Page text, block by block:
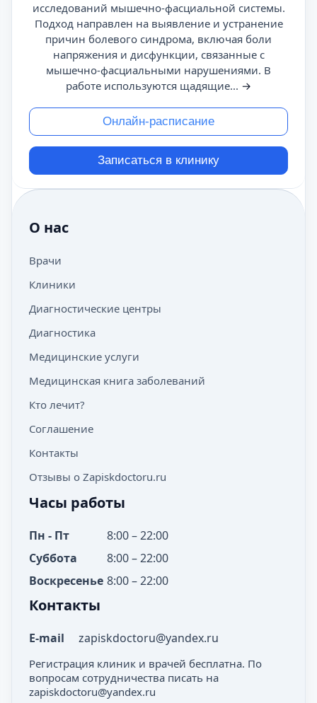
исследований мышечно-фасциальной системы.
Подход направлен на выявление и устранение
причин болевого синдрома, включая боли
напряжения и дисфункции, связанные с
мышечно-фасциальными нарушениями. В
работе используются щадящие... →
Онлайн-расписание
Записаться в клинику
О нас
Врачи
Клиники
Диагностические центры
Диагностика
Медицинские услуги
Медицинская книга заболеваний
Кто лечит?
Соглашение
Контакты
Отзывы о Zapiskdoctoru.ru
Часы работы
Пн - Пт
8:00 – 22:00
Суббота
8:00 – 22:00
Воскресенье 8:00 – 22:00
Контакты
E-mail zapiskdoctoru@yandex.ru
Регистрация клиник и врачей бесплатна. По
вопросам сотрудничества писать на
zapiskdoctoru@yandex.ru